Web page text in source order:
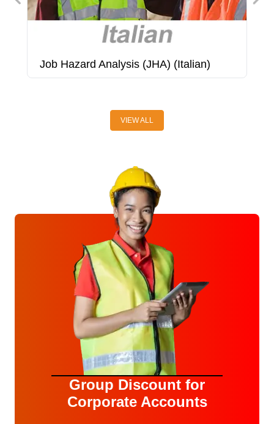
Job Hazard Analysis (JHA) (Italian)
VIEW ALL
Group Discount for
Corporate Accounts